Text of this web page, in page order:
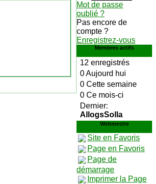
Mot de passe
oublié ?
Pas encore de
compte ?
Enregistrez-vous
Membres actifs
12 enregistrés
0 Aujourd hui
0 Cette semaine
0 Ce mois-ci
Dernier:
AllogsSolla
Webmestre
Site en Favoris
Page en Favoris
Page de
démarrage
Imprimer la Page